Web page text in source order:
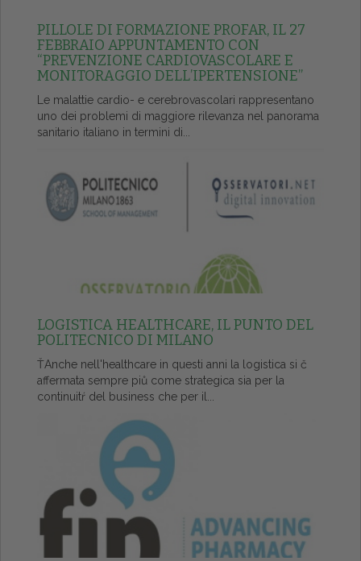
PILLOLE DI FORMAZIONE PROFAR, IL 27
FEBBRAIO APPUNTAMENTO CON
“PREVENZIONE CARDIOVASCOLARE E
MONITORAGGIO DELL’IPERTENSIONE”
Le malattie cardio- e cerebrovascolari rappresentano
uno dei problemi di maggiore rilevanza nel panorama
sanitario italiano in termini di...
LOGISTICA HEALTHCARE, IL PUNTO DEL
POLITECNICO DI MILANO
ŤAnche nell'healthcare in questi anni la logistica si č
affermata sempre piů come strategica sia per la
continuitŕ del business che per il...